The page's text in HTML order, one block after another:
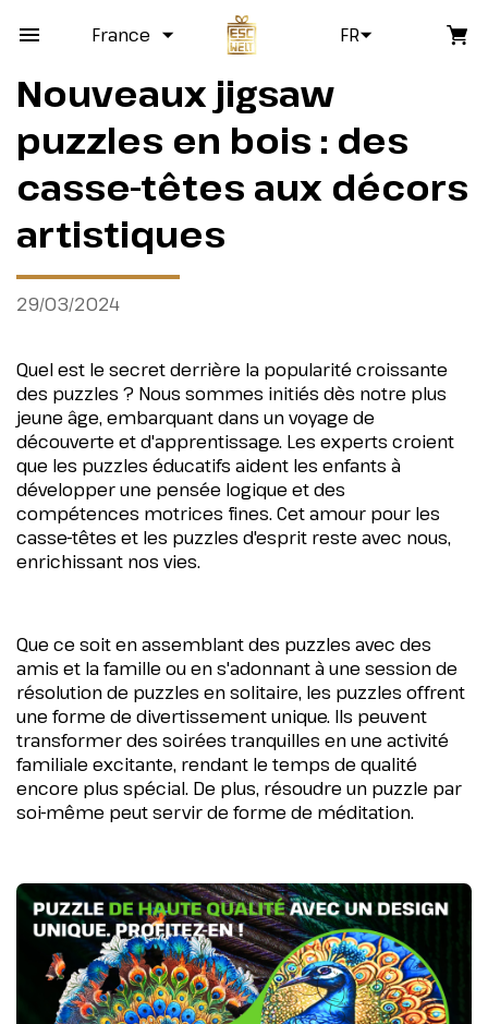
France FR
Nouveaux jigsaw
puzzles en bois : des
casse-têtes aux décors
artistiques
29/03/2024
Quel est le secret derrière la popularité croissante
des puzzles ? Nous sommes initiés dès notre plus
jeune âge, embarquant dans un voyage de
découverte et d'apprentissage. Les experts croient
que les puzzles éducatifs aident les enfants à
développer une pensée logique et des
compétences motrices fines. Cet amour pour les
casse-têtes et les puzzles d'esprit reste avec nous,
enrichissant nos vies.
Que ce soit en assemblant des puzzles avec des
amis et la famille ou en s'adonnant à une session de
résolution de puzzles en solitaire, les puzzles offrent
une forme de divertissement unique. Ils peuvent
transformer des soirées tranquilles en une activité
familiale excitante, rendant le temps de qualité
encore plus spécial. De plus, résoudre un puzzle par
soi-même peut servir de forme de méditation.